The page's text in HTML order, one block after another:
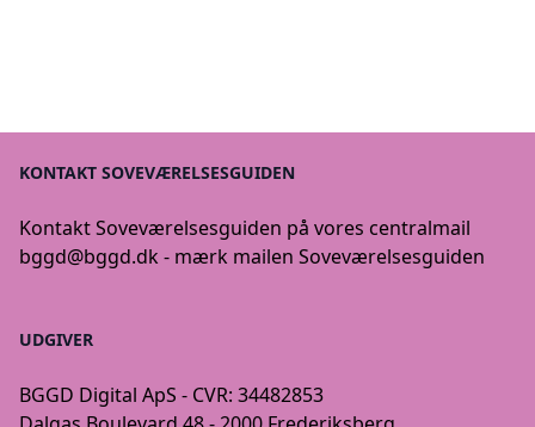
KONTAKT SOVEVÆRELSESGUIDEN
Kontakt Soveværelsesguiden på vores centralmail
bggd@bggd.dk- mærk mailen Soveværelsesguiden
UDGIVER
BGGD Digital ApS - CVR: 34482853